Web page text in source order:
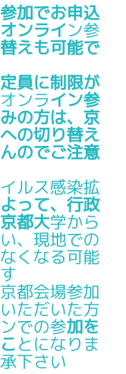
加でお申込
ンライン参
えも可能で
員に制限が
ンライン参
の方は、京
の切り替え
のでご注意
ルス感染拡
って、行政
都大学から
、現地での
くなる可能
都会場参加
ただいた方
での参加を
とになりま
下さい